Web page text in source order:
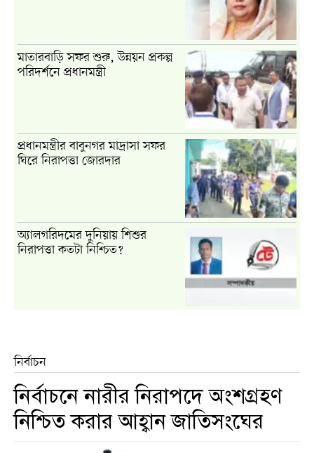
মাতারবাড়ি সফর শুরু, উন্নয়ন প্রকল্প
পরিদর্শনে প্রধানমন্ত্রী
প্রধানমন্ত্রীর বাবুনগর মাদ্রাসা সফর
ঘিরে নিরাপত্তা জোরদার
অ্যালগরিদমের দুনিয়ায় শিশুর
নিরাপত্তা কতটা নিশ্চিত?